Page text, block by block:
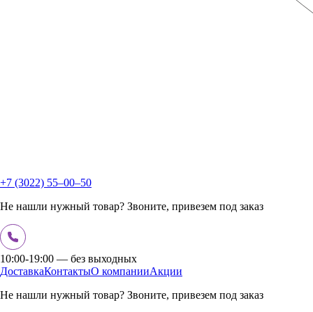
+7 (3022) 55‒00‒50
Не нашли нужный товар? Звоните, привезем под заказ
10:00-19:00 — без выходных
ДоставкаКонтактыО компанииАкции
Не нашли нужный товар? Звоните, привезем под заказ